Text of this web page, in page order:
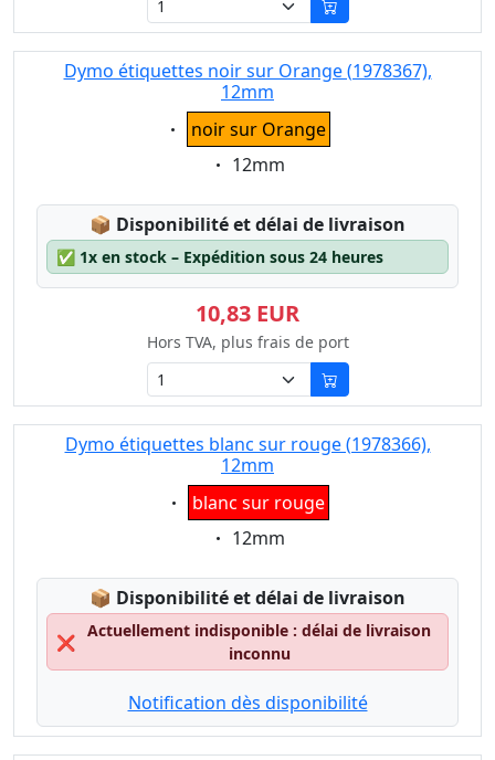
Dymo étiquettes noir sur Orange (1978367),
12mm
Eigenschaft:
noir sur Orange
Eigenschaft:
12mm
📦 Lagerstatus:
Disponibilité et délai de livraison
✅ 1x en stock – Expédition sous 24 heures
10,83 EUR
Hors TVA, plus frais de port
Dymo étiquettes blanc sur rouge (1978366),
12mm
Eigenschaft:
blanc sur rouge
Eigenschaft:
12mm
📦 Lagerstatus:
Disponibilité et délai de livraison
❌
Actuellement indisponible : délai de livraison
inconnu
Notification dès disponibilité